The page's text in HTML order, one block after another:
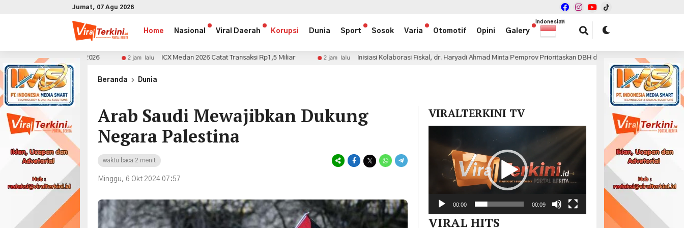
Jumat, 07 Agu 2026
Home Nasional Viral Daerah Korupsi Dunia Sport Sosok Varia Otomotif Opini Galery
Indonesian
▼
2 jam lalu ICX Medan 2026 Catat Transaksi Rp1,5 Miliar 2 jam lalu Inisiasi Kolaborasi Fiskal, dr. Haryadi Ahmad Minta Pemprov Prioritaskan DBH dan TPP ASN 5 jam lalu Bea Cukai
Beranda Dunia
Arab Saudi Mewajibkan Dukung
Negara Palestina
waktu baca 2 menit
Minggu, 6 Okt 2024 07:57
VIRALTERKINI TV
00:00 00:09
VIRAL HITS